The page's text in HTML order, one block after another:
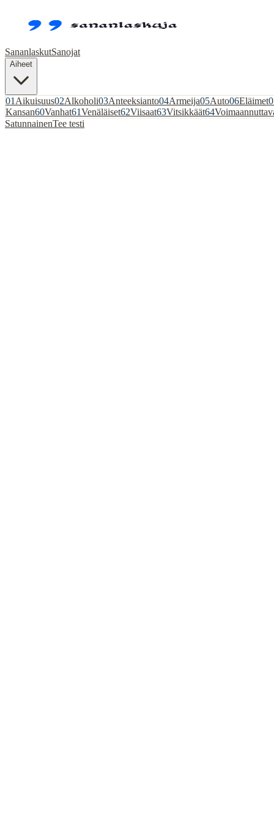
SananlaskutSanojat
Aiheet
01 Aikuisuus02Alkoholi03Anteeksianto04Armeija05Auto06Eläimet
Kansan60Vanhat61Venäläiset62Viisaat63Vitsikkäät64
SatunnainenTee testi